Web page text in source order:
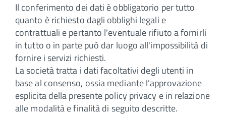
Il conferimento dei dati è obbligatorio per tutto
quanto è richiesto dagli obblighi legali e
contrattuali e pertanto l'eventuale rifiuto a fornirli
in tutto o in parte può dar luogo all'impossibilità di
fornire i servizi richiesti.
La società tratta i dati facoltativi degli utenti in
base al consenso, ossia mediante l’approvazione
esplicita della presente policy privacy e in relazione
alle modalità e finalità di seguito descritte.